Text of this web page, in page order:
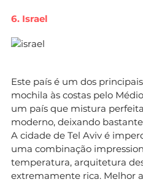
6. Israel
Este país é um dos
mochila às costas pelo
um país que mistura
moderno, deixando
A cidade de Tel Aviv é
uma combinação
temperatura, arquitetura
extremamente rica. Melhor